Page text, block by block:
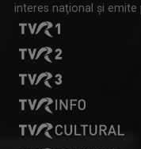
interes naţional şi emite